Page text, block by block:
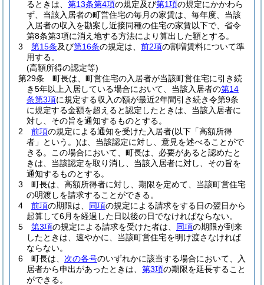
るときは、 第13条第4項の規定及び第1項の規定にかかわら
ず、当該入居者の町営住宅の毎月の家賃は、毎年度、当該
入居者の収入を勘案し近接同種の住宅の家賃以下で、省令
第8条第3項に消え地する方法により算出した額とする。
3
第15条及び第16条の規定は、 前2項の割増賃料について準
用する。
(高額所得の認定等)
第29条
町長は、町営住宅の入居者が当該町営住宅に引き続
き5年以上入居している場合において、当該入居者の第14
条第3項に規定する収入の額が最近2年間引き続き令第9条
に規定する金額を超えると認定したときは、当該入居者に
対し、その旨を通知するものとする。
2
前項の規定による通知を受けた入居者(以下「高額所得
者」という。)は、当該認定に対し、意見を述べることがで
きる。
この場合において、町長は、必要があると認めたと
きは、当該認定を取り消し、当該入居者に対し、その旨を
通知するものとする。
3
町長は、高額所得者に対し、期限を定めて、当該町営住宅
の明渡しを請求することができる。
4
前項の期限は、 同項の規定による請求をする日の翌日から
起算して6月を経過した日以後の日でなければならない。
5
第3項の規定による請求を受けた者は、 同項の期限が到来
したときは、速やかに、当該町営住宅を明け渡さなければ
ならない。
6
町長は、 次の各号のいずれかに該当する場合において、入
居者から申出があったときは、 第3項の期限を延長すること
ができる。